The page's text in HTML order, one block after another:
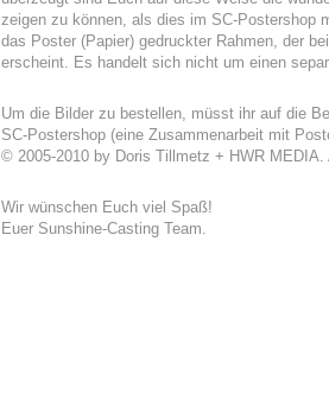
zeigen zu können, als dies im SC-Postershop
das Poster (Papier) gedruckter Rahmen, der
erscheint. Es handelt sich nicht um einen
Um die Bilder zu bestellen, müsst ihr auf die
SC-Postershop (eine Zusammenarbeit mit
© 2005-2010 by Doris Tillmetz + HWR MEDIA.
Wir wünschen Euch viel Spaß!
Euer Sunshine-Casting Team.